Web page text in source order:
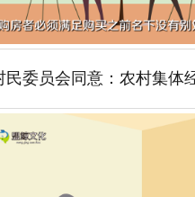
民委员会同意：农村集体